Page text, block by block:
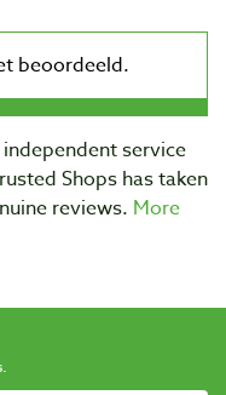
service
Shops has taken
reviews. More